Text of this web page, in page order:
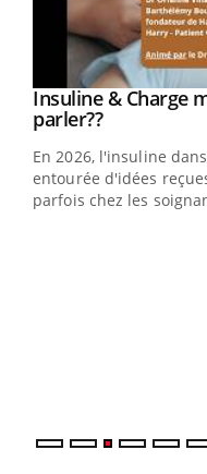
Youtube
Insuline & Charge
parler??Youtube
En 2026, l'insuline
entourée d'idées
parfois chez les